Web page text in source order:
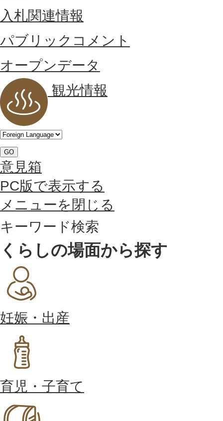
入札関連情報
パブリックコメント
オープンデータ
観光情報
GO
意見箱
PC版で表示する
メニューを閉じる
キーワード検索
くらしの場面から探す
妊娠・出産
育児・子育て